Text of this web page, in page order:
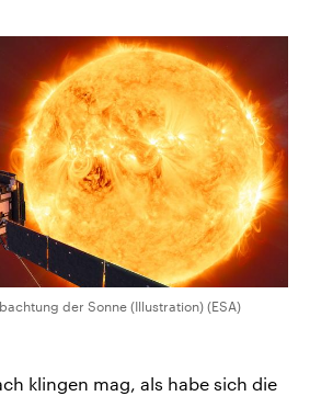
der Sonne (Illustration) (ESA)
klingen mag, als habe sich die